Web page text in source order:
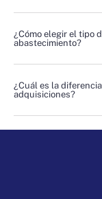
¿Cómo elegir el tipo
abastecimiento?
¿Cuál es la
adquisiciones?